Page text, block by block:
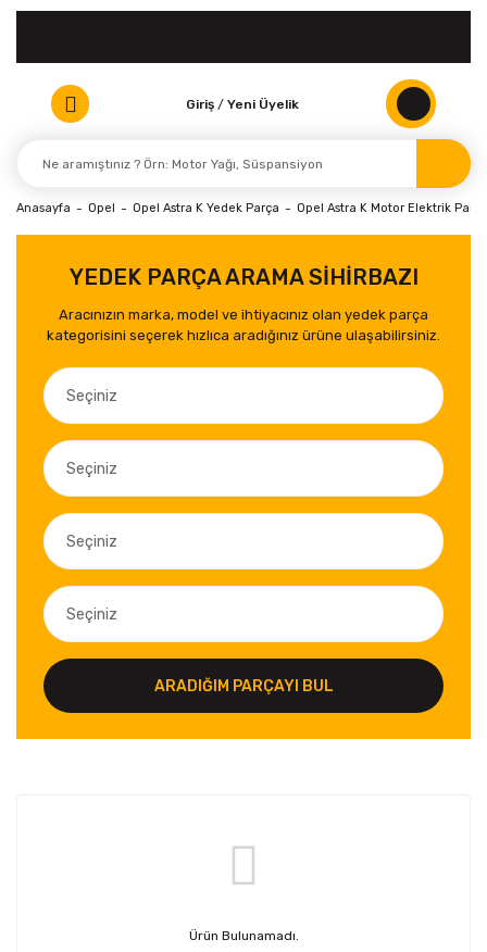
Giriş / Yeni Üyelik
Anasayfa Opel Opel Astra K Yedek Parça Opel Astra K Motor Elektrik
YEDEK PARÇA ARAMA SİHİRBAZI
Aracınızın marka, model ve ihtiyacınız olan yedek parça
kategorisini seçerek hızlıca aradığınız ürüne ulaşabilirsiniz.
ARADIĞIM PARÇAYI BUL
Ürün Bulunamadı.